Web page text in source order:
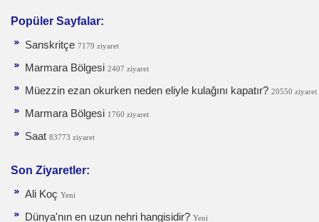
Popüler Sayfalar:
Sanskritçe 7179 ziyaret
Marmara Bölgesi 2407 ziyaret
Müezzin ezan okurken neden eliyle kulağını kapatır? 20550 ziyaret
Marmara Bölgesi 1760 ziyaret
Saat 83773 ziyaret
Son Ziyaretler:
Ali Koç Yeni
Dünya'nın en uzun nehri hangisidir? Yeni